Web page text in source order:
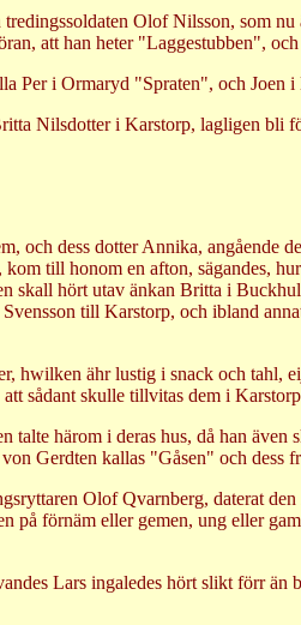
Olof Nilsson, som
att han heter "Laggestubben",
Per i Ormaryd "Spraten", och Joen
Nilsdotter i Karstorp, lagligen bli
dess dotter Annika, angående
till honom en afton, sägandes,
hört utav änkan Britta i
till Karstorp, och ibland
hwilken ähr lustig i snack och tahl,
sådant skulle tillvitas dem i
härom i deras hus, då han även
Gerdten kallas "Gåsen" och dess
Olof Qvarnberg, daterat
förnäm eller gemen, ung eller
Lars ingaledes hört slikt förr